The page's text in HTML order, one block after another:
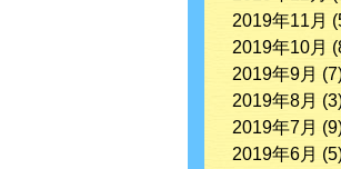
2019年11月
2019年10月
2019年9月
2019年8月
2019年7月
2019年6月